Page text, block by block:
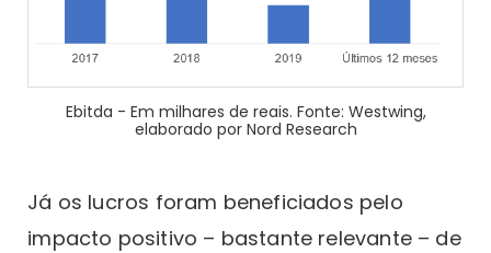
Ebitda - Em milhares de reais. Fonte: Westwing,
elaborado por Nord Research
Já os lucros foram beneficiados pelo
impacto positivo – bastante relevante – de